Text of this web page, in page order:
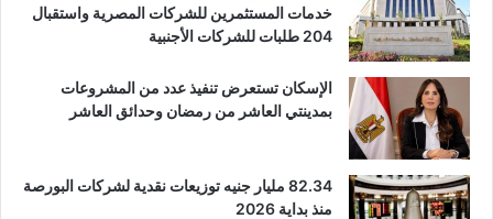
خدمات المستثمرين للشركات المصرية واستقبال
204 طلبات للشركات الأجنبية
الإسكان تستعرض تنفيذ عدد من المشروعات
بمدينتي العاشر من رمضان وحدائق العاشر
82.34 مليار جنيه توزيعات نقدية لشركات البورصة
منذ بداية 2026